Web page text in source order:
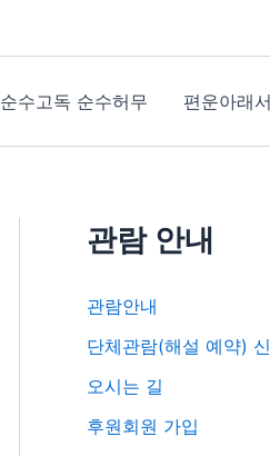
순수고독 순수허무 편운아래
관람 안내
관람안내
단체관람(해설 예약)
오시는 길
후원회원 가입